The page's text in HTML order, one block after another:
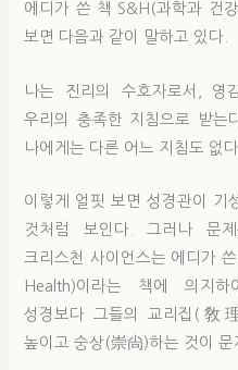
에디가 쓴 책 S&H(과학과 건
보면 다음과 같이 말하고 있다.
나는 진리의 수호자로서,
우리의 충족한 지침으로 받는
나에게는 다른 어느 지침도 없다.
이렇게 얼핏 보면 성경관이 기
것처럼 보인다. 그러나 문
크리스천 사이언스는 에디가
Health)이라는 책에 의지
성경보다 그들의 교리집(敎
높이고 숭상(崇尙)하는 것이 문